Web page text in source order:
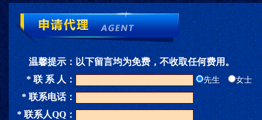
温馨提示：以下留言均为免费，不收取任何费用。
* 联 系 人：
先生 女士
* 联系电话：
* 联系人QQ：